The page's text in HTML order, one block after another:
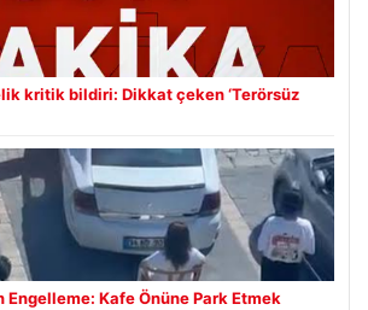
kritik bildiri: Dikkat çeken ‘Terörsüz
Engelleme: Kafe Önüne Park Etmek